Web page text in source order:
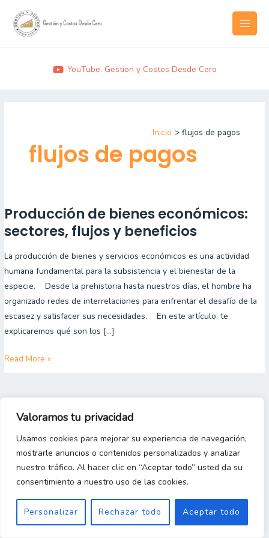
Valoramos tu privacidad
Usamos cookies para mejorar su experiencia de navegación,
mostrarle anuncios o contenidos personalizados y analizar
nuestro tráfico. Al hacer clic en “Aceptar todo” usted da su
consentimiento a nuestro uso de las cookies.
Personalizar Rechazar todo Aceptar todo
contenido
YouTube. Gestion y Costos Desde Cero
Inicio flujos de pagos
flujos de pagos
Producción de bienes económicos:
sectores, flujos y beneficios
La producción de bienes y servicios económicos es una actividad
humana fundamental para la subsistencia y el bienestar de la
especie. Desde la prehistoria hasta nuestros días, el hombre ha
organizado redes de interrelaciones para enfrentar el desafío de la
escasez y satisfacer sus necesidades. En este artículo, te
explicaremos qué son los […]
Producción
de
económicos:
sectores,
flujos
y
beneficios
Read More »